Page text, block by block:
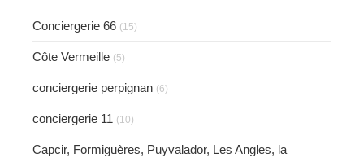
Conciergerie 66 (15)
Côte Vermeille (5)
conciergerie perpignan (6)
conciergerie 11 (10)
Capcir, Formiguères, Puyvalador, Les Angles, la